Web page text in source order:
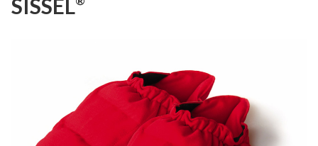
SISSEL